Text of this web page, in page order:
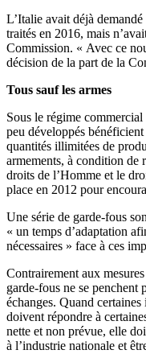
L’Italie avait déjà
traités en 2016, mais
Commission. « Avec ce
décision de la part de la
Tous sauf les armes
Sous le régime
peu développés
quantités illimitées de
armements, à condition de
droits de l’Homme et le
place en 2012 pour
Une série de garde-fous
« un temps d’adaptation
nécessaires » face à ces
Contrairement aux
garde-fous ne se penchent
échanges. Quand
doivent répondre à
nette et non prévue, elle
à l’industrie nationale et